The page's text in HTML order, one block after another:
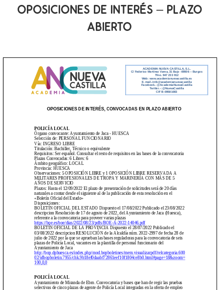
OPOSICIONES DE INTERÉS – PLAZO
ABIERTO